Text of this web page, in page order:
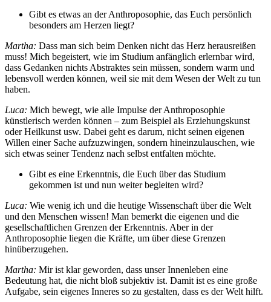
Gibt es etwas an der Anthroposophie, das Euch persönlich
besonders am Herzen liegt?
Martha: Dass man sich beim Denken nicht das Herz herausreißen
muss! Mich begeistert, wie im Studium anfänglich erlernbar wird,
dass Gedanken nichts Abstraktes sein müssen, sondern warm und
lebensvoll werden können, weil sie mit dem Wesen der Welt zu tun
haben.
Luca: Mich bewegt, wie alle Impulse der Anthroposophie
künstlerisch werden können – zum Beispiel als Erziehungskunst
oder Heilkunst usw. Dabei geht es darum, nicht seinen eigenen
Willen einer Sache aufzuzwingen, sondern hineinzulauschen, wie
sich etwas seiner Tendenz nach selbst entfalten möchte.
Gibt es eine Erkenntnis, die Euch über das Studium
gekommen ist und nun weiter begleiten wird?
Luca: Wie wenig ich und die heutige Wissenschaft über die Welt
und den Menschen wissen! Man bemerkt die eigenen und die
gesellschaftlichen Grenzen der Erkenntnis. Aber in der
Anthroposophie liegen die Kräfte, um über diese Grenzen
hinüberzugehen.
Martha: Mir ist klar geworden, dass unser Innenleben eine
Bedeutung hat, die nicht bloß subjektiv ist. Damit ist es eine große
Aufgabe, sein eigenes Inneres so zu gestalten, dass es der Welt hilft.